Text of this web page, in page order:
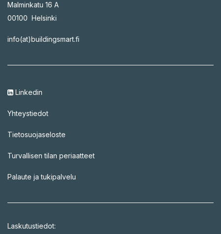
Malminkatu 16 A
00100 Helsinki
info(at)buildingsmart.fi
Linkedin
Yhteystiedot
Tietosuojaseloste
Turvallisen tilan periaatteet
Palaute ja tukipalvelu
Laskutustiedot: